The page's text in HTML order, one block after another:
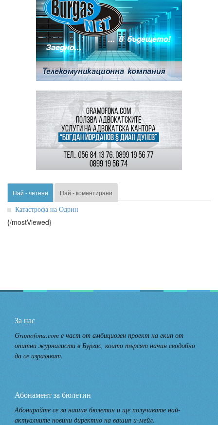
Най - четени Най - коментирани
Катастрофа на Одрин
{/mostViewed}
За нас
Gramofona.com е част от амбициозен проект на екип от
опитни журналисти в Бургас, които търсят начин сводобно
да се изразяват.
Абонамент за бюлетин
Абонирайте се за нашия бюлетин и ще получавате най-
актуалните новини директно на вашия и-мейл.